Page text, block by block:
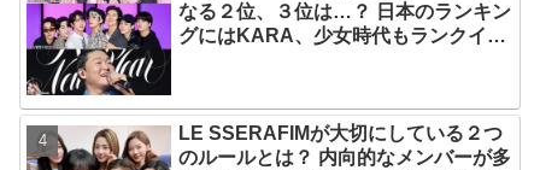
なる２位、３位は…？ 日本のランキン
グにはKARA、少女時代もランクイ
LE SSERAFIMが大切にしている２つ
のルールとは？ 内向的なメンバーが多